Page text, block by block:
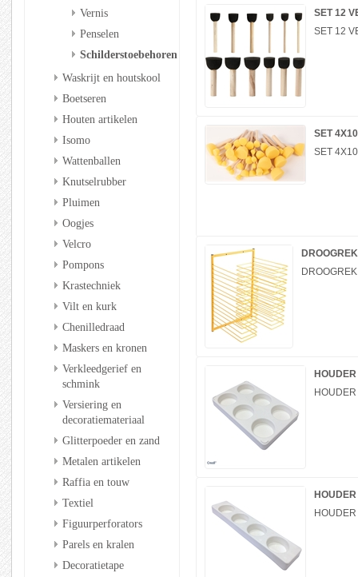
Vernis
Penselen
Schilderstoebehoren
Waskrijt en houtskool
Boetseren
Houten artikelen
Isomo
Wattenballen
Knutselrubber
Pluimen
Oogjes
Velcro
Pompons
Krastechniek
Vilt en kurk
Chenilledraad
Maskers en kronen
Verkleedgerief en
schmink
Versiering en
decoratiemateriaal
Glitterpoeder en zand
Metalen artikelen
Raffia en touw
Textiel
Figuurperforators
Parels en kralen
Decoratietape
SET 12
SET 12
SET
SET